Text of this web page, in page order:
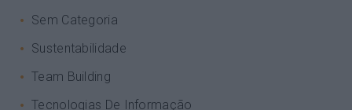
Sem Categoria
Sustentabilidade
Team Building
Tecnologias De Informação